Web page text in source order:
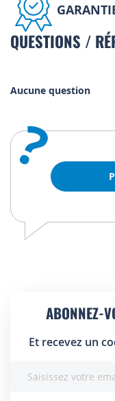
QUESTIONS /
Aucune question
?
ABONNEZ-
Et recevez un